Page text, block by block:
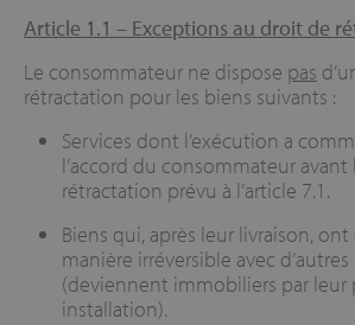
Article 1.1 – Exceptions au droit de
Le consommateur ne dispose pas
rétractation pour les biens suivants :
Services dont l’exécution a
l’accord du consommateur
rétractation prévu à l’article 7.1.
Biens qui, après leur livraison,
manière irréversible avec
(deviennent immobiliers par leur
installation).